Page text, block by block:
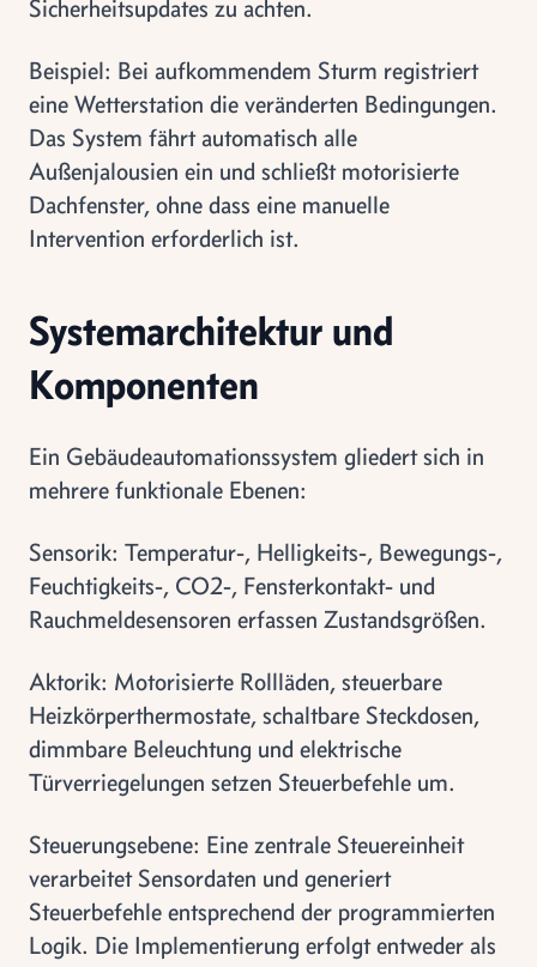
Sicherheitsupdates zu achten.
Beispiel: Bei aufkommendem Sturm registriert
eine Wetterstation die veränderten Bedingungen.
Das System fährt automatisch alle
Außenjalousien ein und schließt motorisierte
Dachfenster, ohne dass eine manuelle
Intervention erforderlich ist.
Systemarchitektur und
Komponenten
Ein Gebäudeautomationssystem gliedert sich in
mehrere funktionale Ebenen:
Sensorik: Temperatur-, Helligkeits-, Bewegungs-,
Feuchtigkeits-, CO2-, Fensterkontakt- und
Rauchmeldesensoren erfassen Zustandsgrößen.
Aktorik: Motorisierte Rollläden, steuerbare
Heizkörperthermostate, schaltbare Steckdosen,
dimmbare Beleuchtung und elektrische
Türverriegelungen setzen Steuerbefehle um.
Steuerungsebene: Eine zentrale Steuereinheit
verarbeitet Sensordaten und generiert
Steuerbefehle entsprechend der programmierten
Logik. Die Implementierung erfolgt entweder als